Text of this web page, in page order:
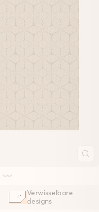
Verwisselbare
designs